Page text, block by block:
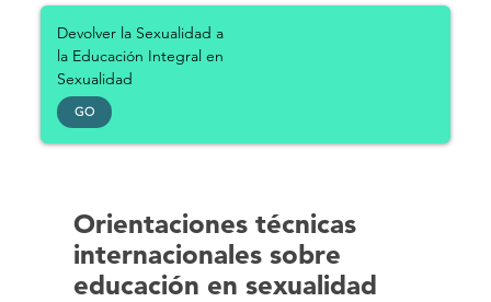
Devolver la Sexualidad a
la Educación Integral en
Sexualidad
GO
Orientaciones técnicas
internacionales sobre
educación en sexualidad